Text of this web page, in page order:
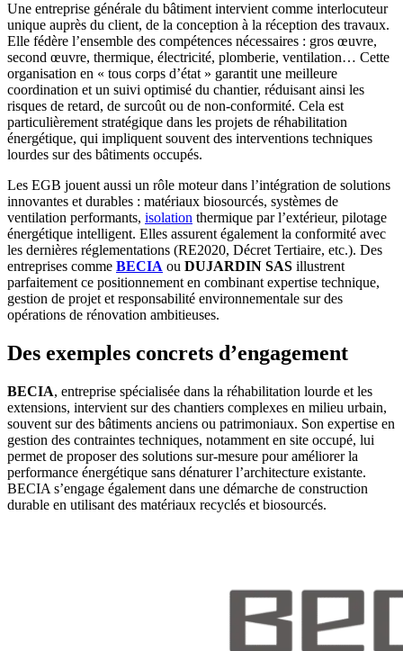
Une entreprise générale du bâtiment intervient comme interlocuteur
unique auprès du client, de la conception à la réception des travaux.
Elle fédère l’ensemble des compétences nécessaires : gros œuvre,
second œuvre, thermique, électricité, plomberie, ventilation… Cette
organisation en « tous corps d’état » garantit une meilleure
coordination et un suivi optimisé du chantier, réduisant ainsi les
risques de retard, de surcoût ou de non-conformité. Cela est
particulièrement stratégique dans les projets de réhabilitation
énergétique, qui impliquent souvent des interventions techniques
lourdes sur des bâtiments occupés.
Les EGB jouent aussi un rôle moteur dans l’intégration de solutions
innovantes et durables : matériaux biosourcés, systèmes de
ventilation performants, isolation thermique par l’extérieur, pilotage
énergétique intelligent. Elles assurent également la conformité avec
les dernières réglementations (RE2020, Décret Tertiaire, etc.). Des
entreprises comme BECIA ou DUJARDIN SAS illustrent
parfaitement ce positionnement en combinant expertise technique,
gestion de projet et responsabilité environnementale sur des
opérations de rénovation ambitieuses.
Des exemples concrets d’engagement
BECIA, entreprise spécialisée dans la réhabilitation lourde et les
extensions, intervient sur des chantiers complexes en milieu urbain,
souvent sur des bâtiments anciens ou patrimoniaux. Son expertise en
gestion des contraintes techniques, notamment en site occupé, lui
permet de proposer des solutions sur-mesure pour améliorer la
performance énergétique sans dénaturer l’architecture existante.
BECIA s’engage également dans une démarche de construction
durable en utilisant des matériaux recyclés et biosourcés.